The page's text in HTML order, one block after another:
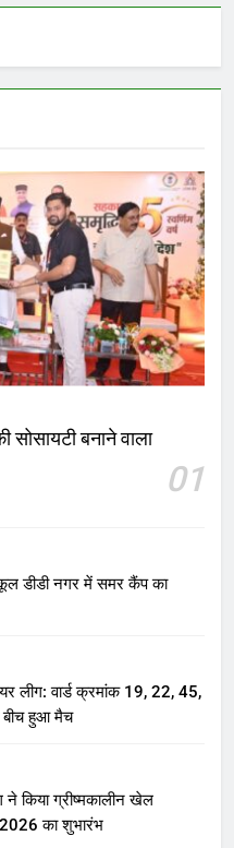
बनाने वाला
01
डीडी नगर में समर कैंप का
लीग: वार्ड क्रमांक 19, 22, 45,
बीच हुआ मैच
ने किया ग्रीष्मकालीन खेल
2026 का शुभारंभ